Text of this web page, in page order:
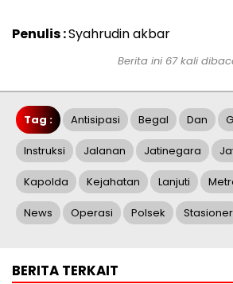
Penulis :Syahrudin akbar
Berita ini 67 kali
Tag : Antisipasi Begal Dan
Instruksi Jalanan Jatinegara
Kapolda Kejahatan Lanjuti
News Operasi Polsek Stasioner
BERITA TERKAIT